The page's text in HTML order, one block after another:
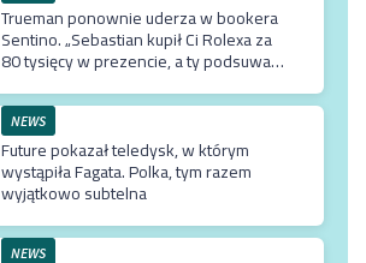
Trueman ponownie uderza w bookera
Sentino. „Sebastian kupił Ci Rolexa za
80 tysięcy w prezencie, a ty podsuwasz
NEWS
Future pokazał teledysk, w którym
wystąpiła Fagata. Polka, tym razem
wyjątkowo subtelna
NEWS